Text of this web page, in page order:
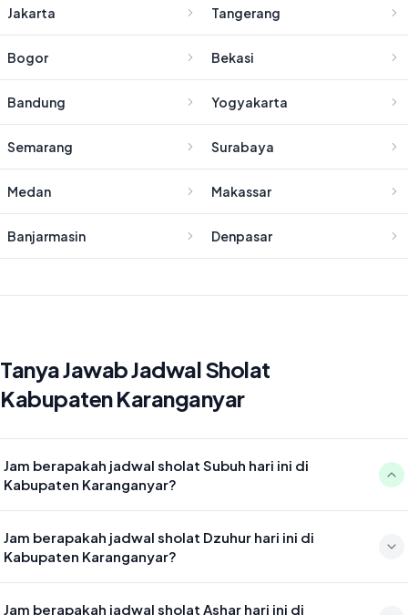
Jakarta Tangerang
Bogor Bekasi
Bandung Yogyakarta
Semarang Surabaya
Medan Makassar
Banjarmasin Denpasar
Tanya Jawab Jadwal Sholat
Kabupaten Karanganyar
Jam berapakah jadwal sholat Subuh hari ini di
Kabupaten Karanganyar?
04:30
Jam berapakah jadwal sholat Dzuhur hari ini di
Kabupaten Karanganyar?
Jam berapakah jadwal sholat Ashar hari ini di